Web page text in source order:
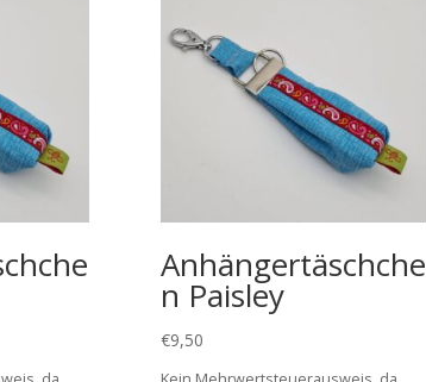
Anhängertäschche
n Paisley
€9,50